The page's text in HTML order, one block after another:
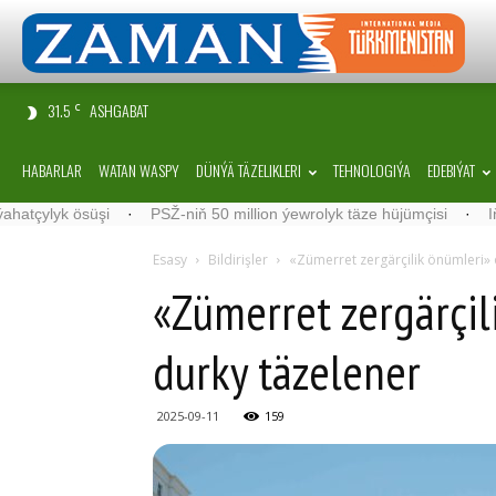
31.5 C ASHGABAT
HABARLAR WATAN WASPY DÜNÝÄ TÄZELIKLERI TEHNOLOGIÝA EDEBIÝAT
ösüşi · PSŽ-niň 50 million ýewrolyk täze hüjümçisi · Iň
Esasy Bildirişler «Zümerret zergärçilik
«Zümerret
durky täzelener
2025-09-11 159